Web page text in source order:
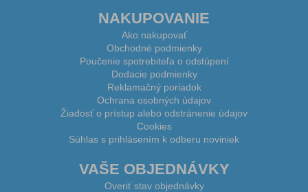
NAKUPOVANIE
Ako nakupovať
Obchodné podmienky
Poučenie spotrebiteľa o odstúpení
Dodacie podmienky
Reklamačný poriadok
Ochrana osobných údajov
Žiadosť o prístup alebo odstránenie údajov
Cookies
Súhlas s prihlásením k odberu noviniek
VAŠE OBJEDNÁVKY
Overiť stav objednávky